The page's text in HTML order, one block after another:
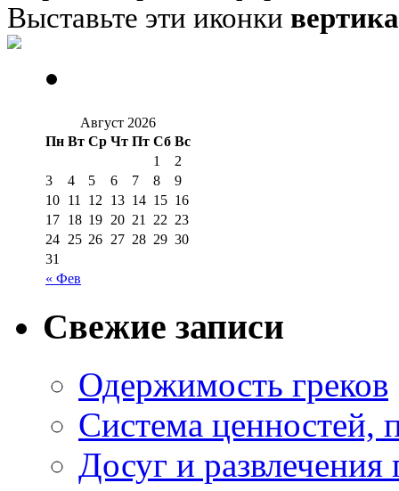
Выставьте эти иконки
Август 2026
Пн Вт Ср Чт Пт Сб Вс
« Фев
1
2
3
4 5 6 7 8
9
10 11 12 13 14 15 16
17 18 19 20 21 22 23
24 25 26 27 28 29 30
31
Свежие записи
Одержимость греков
Система ценностей,
Досуг и развлечения